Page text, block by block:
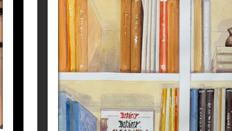
LLIBRERÍA ASTERIX